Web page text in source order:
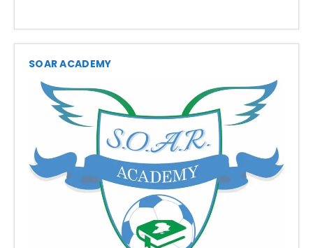
SOAR ACADEMY